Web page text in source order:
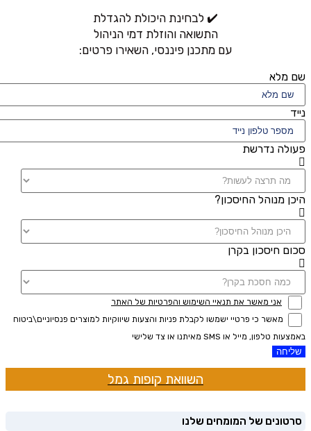
✔️ לבחינת היכולת להגדלת
התשואה והוזלת דמי הניהול
עם מתכנן פיננסי, השאירו פרטים:
שם מלא
נייד
פעולה נדרשת
היכן מנוהל החיסכון?
סכום חיסכון בקרן
אני מאשר את תנאיי השימוש והפרטיות של האתר
מאשר כי פרטיי ישמשו לקבלת פניות והצעות שיווקיות למוצרים פנסיוניים\ביטוח
באמצעות טלפון, מייל או SMS מאיתנו או צד שלישי
שליחה
השוואת קופות גמל
סרטונים של המומחים שלנו